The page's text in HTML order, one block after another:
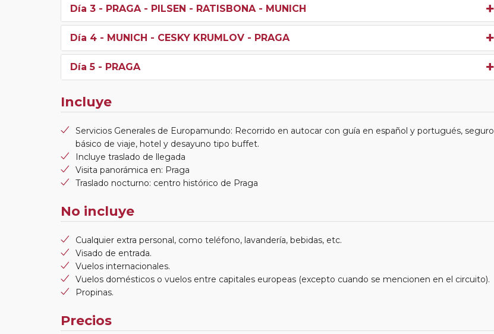
Día 3 - PRAGA - PILSEN - RATISBONA - MUNICH
Día 4 - MUNICH - CESKY KRUMLOV - PRAGA
Día 5 - PRAGA
Incluye
Servicios Generales de Europamundo: Recorrido en autocar con guía en español y portugués, seguro
básico de viaje, hotel y desayuno tipo buffet.
Incluye traslado de llegada
Visita panorámica en: Praga
Traslado nocturno: centro histórico de Praga
No incluye
Cualquier extra personal, como teléfono, lavandería, bebidas, etc.
Visado de entrada.
Vuelos internacionales.
Vuelos domésticos o vuelos entre capitales europeas (excepto cuando se mencionen en el circuito).
Propinas.
Precios